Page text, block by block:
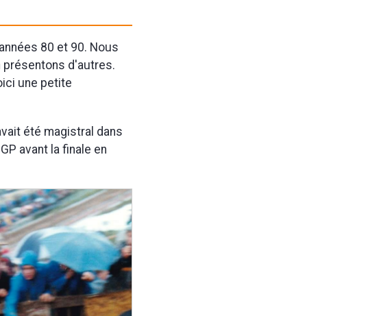
80 et 90. Nous
présentons d'autres.
une petite
été magistral dans
avant la finale en